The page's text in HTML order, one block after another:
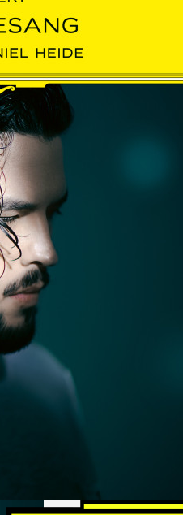
Johannes Brahms: Die
Andrè Schuen at Deutsche
Daniel Heide,